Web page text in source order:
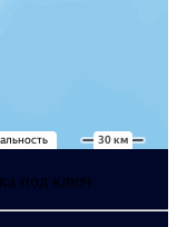
под ключ